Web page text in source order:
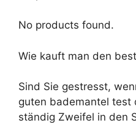
No products found.
Wie kauft man den
Sind Sie gestresst,
guten bademantel test
ständig Zweifel in den